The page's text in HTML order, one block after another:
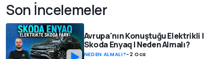
Son İncelemeler
Avrupa'nın Konuştuğu Elektrikli |
Skoda Enyaq | Neden Almalı?
NEDEN ALMALI?- 2 Oca